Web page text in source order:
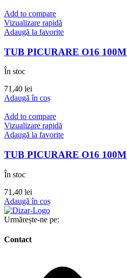
Add to compare
Vizualizare rapidă
Adaugă la favorite
TUB PICURARE O16
În stoc
71,40 lei
Adaugă în coș
Add to compare
Vizualizare rapidă
Adaugă la favorite
TUB PICURARE O16
În stoc
71,40 lei
Adaugă în coș
Urmărește-ne pe:
Contact